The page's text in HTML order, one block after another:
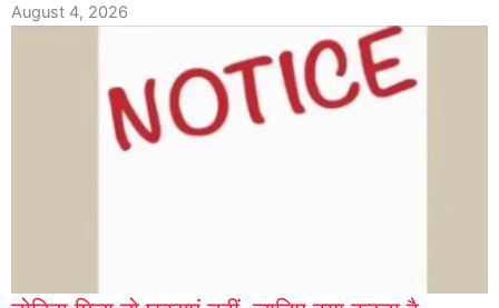
August 4, 2026